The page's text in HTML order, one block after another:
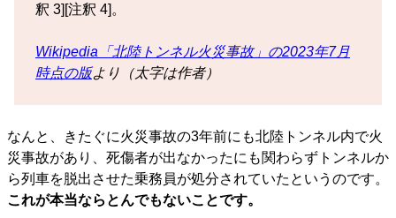
釈 3][注釈 4]。
Wikipedia「北陸トンネル火災事故」の2023年7月
時点の版より（太字は作者）
なんと、きたぐに火災事故の3年前にも北陸トンネル内で火
災事故があり、死傷者が出なかったにも関わらずトンネルか
ら列車を脱出させた乗務員が処分されていたというのです。
これが本当ならとんでもないことです。